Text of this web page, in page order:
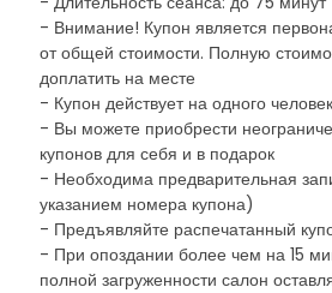
- Внимание! Купон является
от общей стоимости. Полную
доплатить на месте
- Купон действует на одного
- Вы можете приобрести
купонов для себя и в подарок
- Необходима предварительная
указанием номера купона)
- Предъявляйте распечатанный
- При опоздании более чем на 15
полной загруженности салон